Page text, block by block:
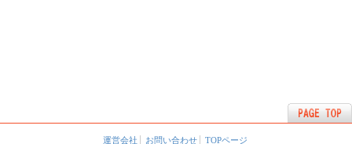
運営会社 お問い合わせ TOPページ